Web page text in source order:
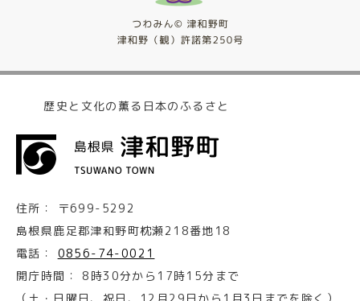
歴史と文化の薫る日本のふるさと
住所：
〒699-5292
島根県鹿足郡津和野町枕瀬218番地18
電話：
0856-74-0021
開庁時間：
8時30分から17時15分まで